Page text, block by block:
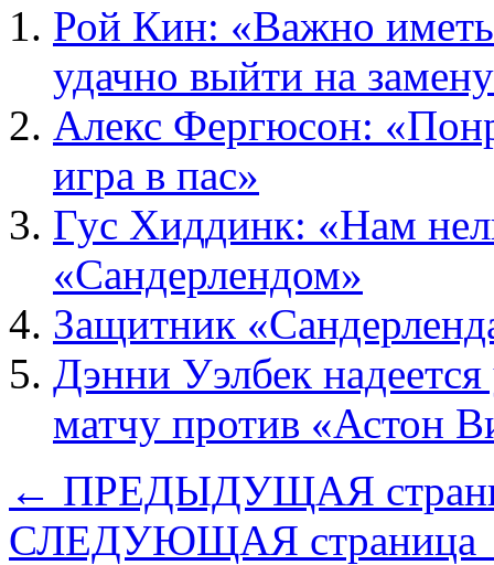
Рой Кин: «Важно иметь
удачно выйти на
Алекс Фергюсон:
игра в пас»
Гус Хиддинк: «Нам
«Сандерлендом»
Защитник
Дэнни Уэлбек надеется
матчу против «Астон
← ПРЕДЫДУЩАЯ
СЛЕДУЮЩАЯ